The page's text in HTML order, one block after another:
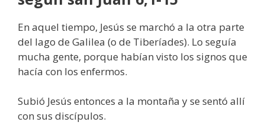
En aquel tiempo, Jesús se marchó a la otra parte
del lago de Galilea (o de Tiberíades). Lo seguía
mucha gente, porque habían visto los signos que
hacía con los enfermos.
Subió Jesús entonces a la montaña y se sentó allí
con sus discípulos.